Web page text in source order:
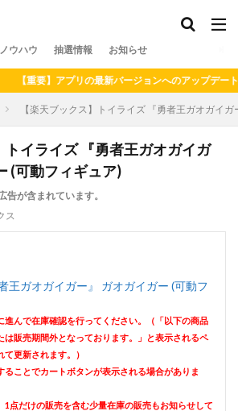
ノウハウ 抽選情報 お知らせ
重要】アプリの最新バージョンへのアップデートを
【楽天ブックス】トイライズ 『勇者王ガオガイ
トイライズ 『勇者王ガオガイガ
(可動フィギュア)
告が含まれています。
ス
王ガオガイガー』 ガオガイガー (可動フ
んで在庫確認を行ってください。（「以下の商品
は販売期間外となっております。」と表示されるペ
更新されます。）
ことでカートボタンが表示される場合がありま
点だけの販売を含む少量在庫の販売もお知らせして